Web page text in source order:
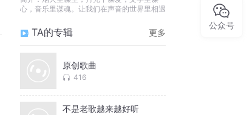
心，音乐里谋魂。让我们在声音的世界里相遇
TA的专辑 更多
原创歌曲
416
不是老歌越来越好听
公众号